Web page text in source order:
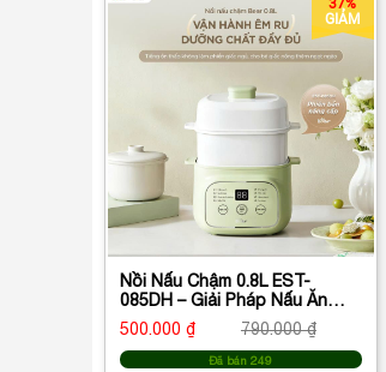
GIẢM
Nồi Nấu Chậm 0.8L EST-
085DH – Giải Pháp Nấu Ăn
Dinh Dưỡng, Tiện Lợi Cho Gia
Đình Hiện Đại
500.000 ₫ 790.000 ₫
Đã bán 249